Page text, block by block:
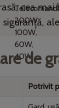
cea
de
Potrivit